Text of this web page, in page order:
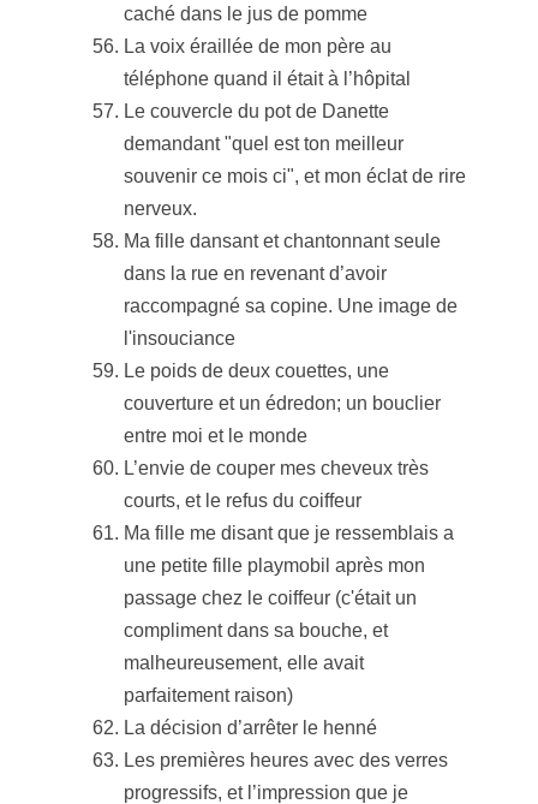
caché dans le jus de pomme
La voix éraillée de mon père au
téléphone quand il était à l’hôpital
Le couvercle du pot de Danette
demandant "quel est ton meilleur
souvenir ce mois ci", et mon éclat de rire
nerveux.
Ma fille dansant et chantonnant seule
dans la rue en revenant d’avoir
raccompagné sa copine. Une image de
l'insouciance
Le poids de deux couettes, une
couverture et un édredon; un bouclier
entre moi et le monde
L’envie de couper mes cheveux très
courts, et le refus du coiffeur
Ma fille me disant que je ressemblais a
une petite fille playmobil après mon
passage chez le coiffeur (c'était un
compliment dans sa bouche, et
malheureusement, elle avait
parfaitement raison)
La décision d’arrêter le henné
Les premières heures avec des verres
progressifs, et l’impression que je